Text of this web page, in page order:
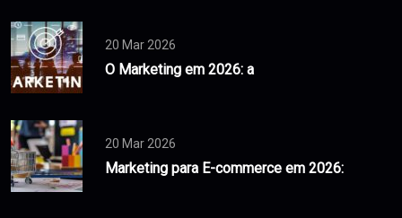
20 Mar 2026
O Marketing em 2026: a
20 Mar 2026
Marketing para E-commerce em 2026: